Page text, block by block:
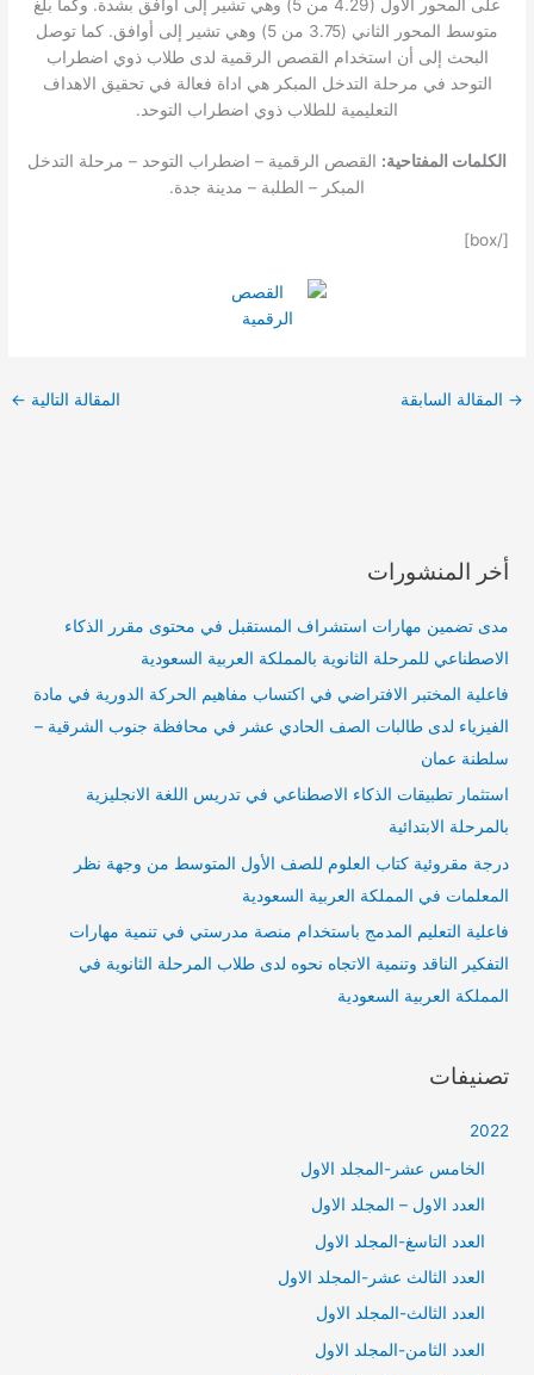
على المحور الاول (4.29 من 5) وهي تشير إلى أوافق بشدة. وكما بلغ
متوسط المحور الثاني (3.75 من 5) وهي تشير إلى أوافق. كما توصل
البحث إلى أن استخدام القصص الرقمية لدى طلاب ذوي اضطراب
التوحد في مرحلة التدخل المبكر هي اداة فعالة في تحقيق الاهداف
التعليمية للطلاب ذوي اضطراب التوحد.
الكلمات المفتاحية: القصص الرقمية – اضطراب التوحد – مرحلة التدخل
المبكر – الطلبة – مدينة جدة.
[/box]
→ المقالة السابقة المقالة التالية ←
أخر المنشورات
مدى تضمين مهارات استشراف المستقبل في محتوى مقرر الذكاء
الاصطناعي للمرحلة الثانوية بالمملكة العربية السعودية
فاعلية المختبر الافتراضي في اكتساب مفاهيم الحركة الدورية في مادة
الفيزياء لدى طالبات الصف الحادي عشر في محافظة جنوب الشرقية –
سلطنة عمان
استثمار تطبيقات الذكاء الاصطناعي في تدريس اللغة الانجليزية
بالمرحلة الابتدائية
درجة مقروئية كتاب العلوم للصف الأول المتوسط من وجهة نظر
المعلمات في المملكة العربية السعودية
فاعلية التعليم المدمج باستخدام منصة مدرستي في تنمية مهارات
التفكير الناقد وتنمية الاتجاه نحوه لدى طلاب المرحلة الثانوية في
المملكة العربية السعودية
تصنيفات
2022
الخامس عشر-المجلد الاول
العدد الاول – المجلد الاول
العدد التاسغ-المجلد الاول
العدد الثالث عشر-المجلد الاول
العدد الثالث-المجلد الاول
العدد الثامن-المجلد الاول